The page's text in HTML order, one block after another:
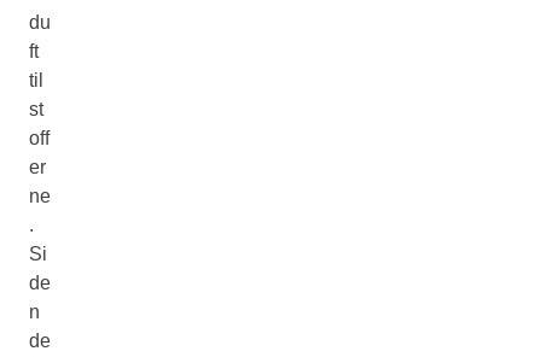
du
ft
til
st
off
er
ne
.
Si
de
n
de